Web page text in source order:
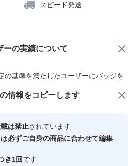
スピード発送
ーの実績について
の基準を満たしたユーザーにバッジを
心・安全なユーザーです
商品への質問
情報をコピーします
は禁止されています
必ずご自身の商品に合わせて編集
き1回です
オススメ